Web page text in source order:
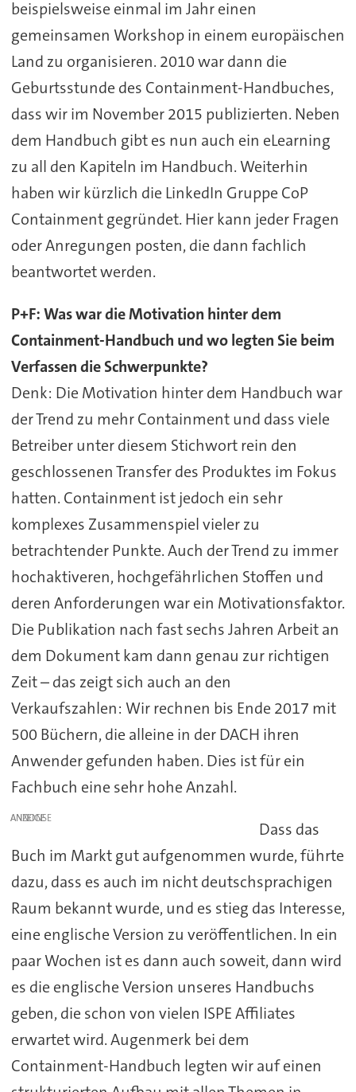
beispielsweise einmal im Jahr einen
gemeinsamen Workshop in einem europäischen
Land zu organisieren. 2010 war dann die
Geburtsstunde des Containment-Handbuches,
dass wir im November 2015 publizierten. Neben
dem Handbuch gibt es nun auch ein eLearning
zu all den Kapiteln im Handbuch. Weiterhin
haben wir kürzlich die LinkedIn Gruppe CoP
Containment gegründet. Hier kann jeder Fragen
oder Anregungen posten, die dann fachlich
beantwortet werden.
P+F: Was war die Motivation hinter dem
Containment-Handbuch und wo legten Sie beim
Verfassen die Schwerpunkte?
Denk: Die Motivation hinter dem Handbuch war
der Trend zu mehr Containment und dass viele
Betreiber unter diesem Stichwort rein den
geschlossenen Transfer des Produktes im Fokus
hatten. Containment ist jedoch ein sehr
komplexes Zusammenspiel vieler zu
betrachtender Punkte. Auch der Trend zu immer
hochaktiveren, hochgefährlichen Stoffen und
deren Anforderungen war ein Motivationsfaktor.
Die Publikation nach fast sechs Jahren Arbeit an
dem Dokument kam dann genau zur richtigen
Zeit – das zeigt sich auch an den
Verkaufszahlen: Wir rechnen bis Ende 2017 mit
500 Büchern, die alleine in der DACH ihren
Anwender gefunden haben. Dies ist für ein
Fachbuch eine sehr hohe Anzahl.
ANZEIGE
Dass das
Buch im Markt gut aufgenommen wurde, führte
dazu, dass es auch im nicht deutschsprachigen
Raum bekannt wurde, und es stieg das Interesse,
eine englische Version zu veröffentlichen. In ein
paar Wochen ist es dann auch soweit, dann wird
es die englische Version unseres Handbuchs
geben, die schon von vielen ISPE Affiliates
erwartet wird. Augenmerk bei dem
Containment-Handbuch legten wir auf einen